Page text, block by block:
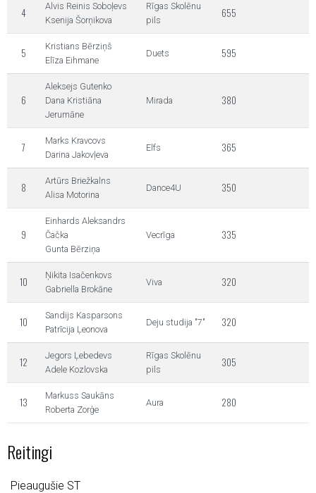
4
Alvis Reinis Soboļevs
Ksenija Šorņikova
Rīgas Skolēnu
pils
655
5
Kristians Bērziņš
Elīza Eihmane
Duets 595
6
Aleksejs Gutenko
Dana Kristiāna
Jerumāne
Mirada 380
7
Marks Kravcovs
Darina Jakovļeva
Elfs 365
8
Artūrs Briežkalns
Alisa Motorina
Dance4U 350
9
Einhards Aleksandrs
Čačka
Gunta Bērziņa
Vecrīga 335
10
Ņikita Isačenkovs
Gabriella Brokāne
Viva 320
10
Sandijs Kasparsons
Patrīcija Ļeonova
Deju studija "7" 320
12
Jegors Ļebedevs
Adele Kozlovska
Rīgas Skolēnu
pils
305
13
Markuss Saukāns
Roberta Zorģe
Aura 280
Reitingi
Pieaugušie ST